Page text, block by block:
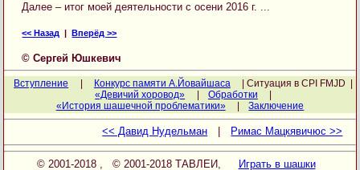
Далее – итог моей деятельности с осени 2016 г. ...
<< Назад |Вперёд >>
© Сергей Юшкевич
Вступление Конкурс памяти А.Йовайшаса
| Ситуация в CPI FMJD |
«Девичий хоровод»
Обработки
«История шашечной проблематики»
Заключение
<< Давид Нудельман Римас Мацкявичюс >>
© 2001-2018 , © 2001-2018 TАВЛЕИ, Играть в шашки